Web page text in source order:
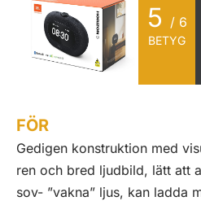
5 / 6
BETYG
FÖR
Gedigen konstruktion med
ren och bred ljudbild, lätt att
sov- ”vakna” ljus, kan ladda